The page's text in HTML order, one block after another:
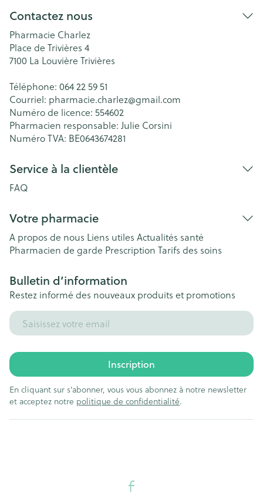
Contactez nous
Pharmacie Charlez
Place de Trivières 4
7100 La Louvière Trivières
Téléphone: 064 22 59 51
Courriel: pharmacie.charlez@gmail.com
Numéro de licence: 554602
Pharmacien responsable: Julie Corsini
Numéro TVA: BE0643674281
Service à la clientèle
FAQ
Votre pharmacie
A propos de nous Liens utiles Actualités santé
Pharmacien de garde Prescription Tarifs des soins
Bulletin d’information
Restez informé des nouveaux produits et promotions
Adresse mail
Inscription
En cliquant sur s'abonner, vous vous abonnez à notre newsletter
et acceptez notre politique de confidentialité.